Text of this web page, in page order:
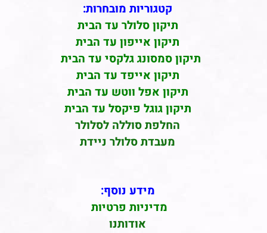
קטגוריות מובחרות:
תיקון סלולר עד הבית
תיקון אייפון עד הבית
תיקון סמסונג גלקסי עד הבית
תיקון אייפד עד הבית
תיקון אפל ווטש עד הבית
תיקון גוגל פיקסל עד הבית
החלפת סוללה לסלולר
מעבדת סלולר ניידת
מידע נוסף:
מדיניות פרטיות
אודותנו